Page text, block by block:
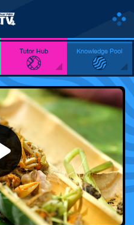
Tutor Hub Knowledge Pool